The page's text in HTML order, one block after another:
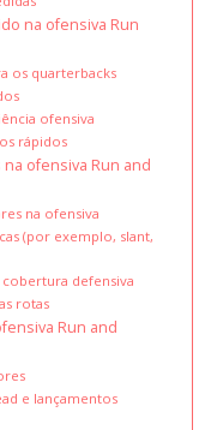
na ofensiva Run
os quarterbacks
ofensiva
rápidos
ofensiva Run and
na ofensiva
(por exemplo, slant,
cobertura defensiva
rotas
Run and
e lançamentos